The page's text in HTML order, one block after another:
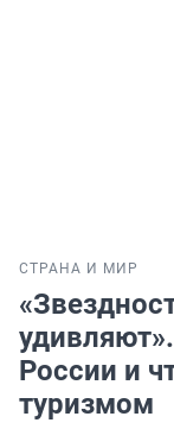
СТРАНА И МИР
России и
туризмом